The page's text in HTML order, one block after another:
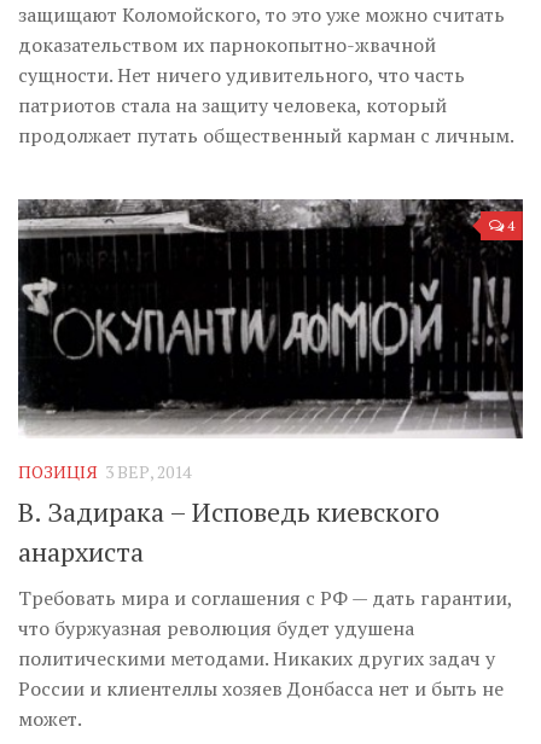
защищают Коломойского, то это уже можно считать
доказательством их парнокопытно-жвачной
сущности. Нет ничего удивительного, что часть
патриотов стала на защиту человека, который
продолжает путать общественный карман с личным.
4
ПОЗИЦІЯ 3 ВЕР, 2014
В. Задирака – Исповедь киевского
анархиста
Требовать мира и соглашения с РФ — дать гарантии,
что буржуазная революция будет удушена
политическими методами. Никаких других задач у
России и клиентеллы хозяев Донбасса нет и быть не
может.